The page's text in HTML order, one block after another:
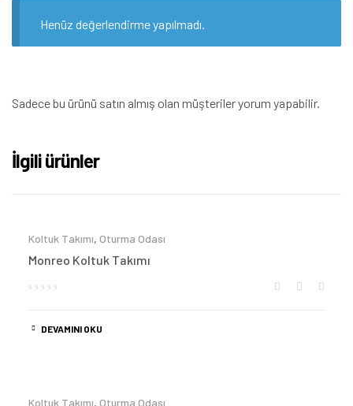
Henüz değerlendirme yapılmadı.
Sadece bu ürünü satın almış olan müşteriler yorum yapabilir.
İlgili ürünler
Koltuk Takımı, Oturma Odası
Monreo Koltuk Takımı
DEVAMINI OKU
Koltuk Takımı, Oturma Odası